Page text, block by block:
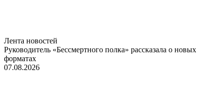
Лента новостей
Руководитель «Бессмертного полка» рассказала о новых
форматах
07.08.2026